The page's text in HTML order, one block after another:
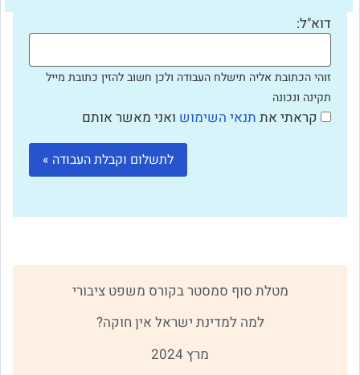
דוא"ל:
זוהי הכתובת אליה תישלח העבודה ולכן חשוב להזין כתובת מייל
תקינה ונכונה
קראתי את תנאי השימוש ואני מאשר אותם
מטלת סוף סמסטר בקורס משפט ציבורי
למה למדינת ישראל אין חוקה?
מרץ 2024